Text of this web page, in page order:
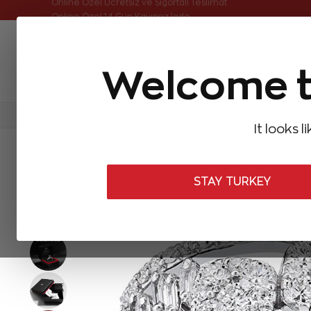
Welcome
It looks
STAY TURKEY
Online Özel Ücretsiz ve Sigortalı Teslimat
Aynı Gün Kargo Çok Satanlar